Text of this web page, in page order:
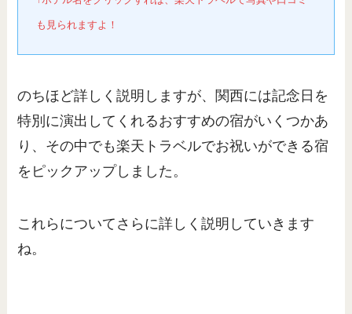
も見られますよ！
のちほど詳しく説明しますが、関西には記念日を
特別に演出してくれるおすすめの宿がいくつかあ
り、その中でも楽天トラベルでお祝いができる宿
をピックアップしました。
これらについてさらに詳しく説明していきます
ね。